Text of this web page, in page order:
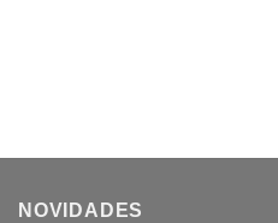
NOVIDADES